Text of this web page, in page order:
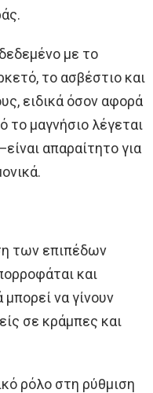
με το
το ασβέστιο και
ειδικά όσον αφορά
το μαγνήσιο λέγεται
απαραίτητο για
των επιπέδων
και
να γίνουν
σε κράμπες και
ρόλο στη ρύθμιση